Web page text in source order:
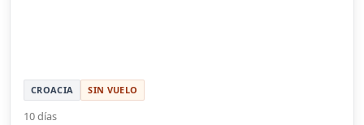
CROACIA SIN VUELO
10 días